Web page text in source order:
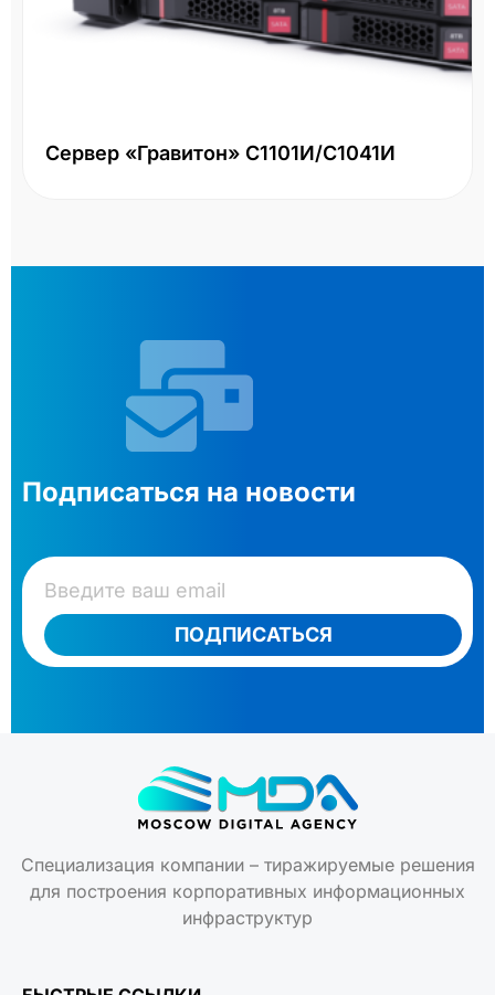
Сервер «Гравитон» С1101И/С1041И
Подписаться на новости
ПОДПИСАТЬСЯ
Специализация компании – тиражируемые решения
для построения корпоративных информационных
инфраструктур